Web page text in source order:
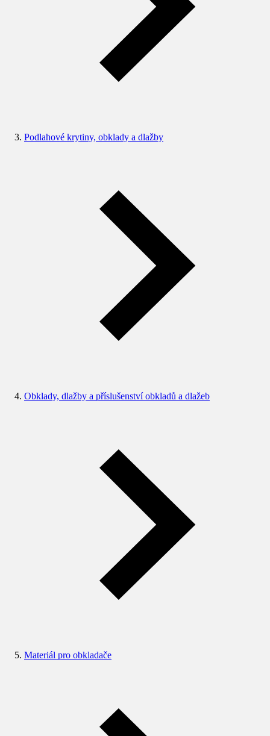
Podlahové krytiny, obklady a dlažby
Obklady, dlažby a příslušenství obkladů a dlažeb
Materiál pro obkladače